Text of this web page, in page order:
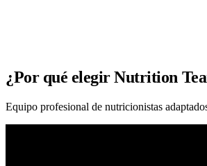
¿Por qué elegir Nutrition
Equipo profesional de nutricionistas